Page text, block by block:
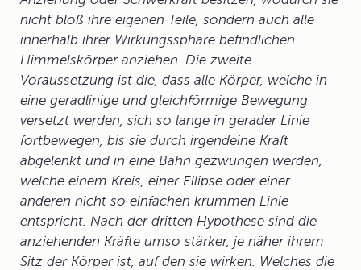
nicht bloß ihre eigenen Teile, sondern auch alle
innerhalb ihrer Wirkungssphäre befindlichen
Himmelskörper anziehen. Die zweite
Voraussetzung ist die, dass alle Körper, welche in
eine geradlinige und gleichförmige Bewegung
versetzt werden, sich so lange in gerader Linie
fortbewegen, bis sie durch irgendeine Kraft
abgelenkt und in eine Bahn gezwungen werden,
welche einem Kreis, einer Ellipse oder einer
anderen nicht so einfachen krummen Linie
entspricht. Nach der dritten Hypothese sind die
anziehenden Kräfte umso stärker, je näher ihrem
Sitz der Körper ist, auf den sie wirken. Welches die